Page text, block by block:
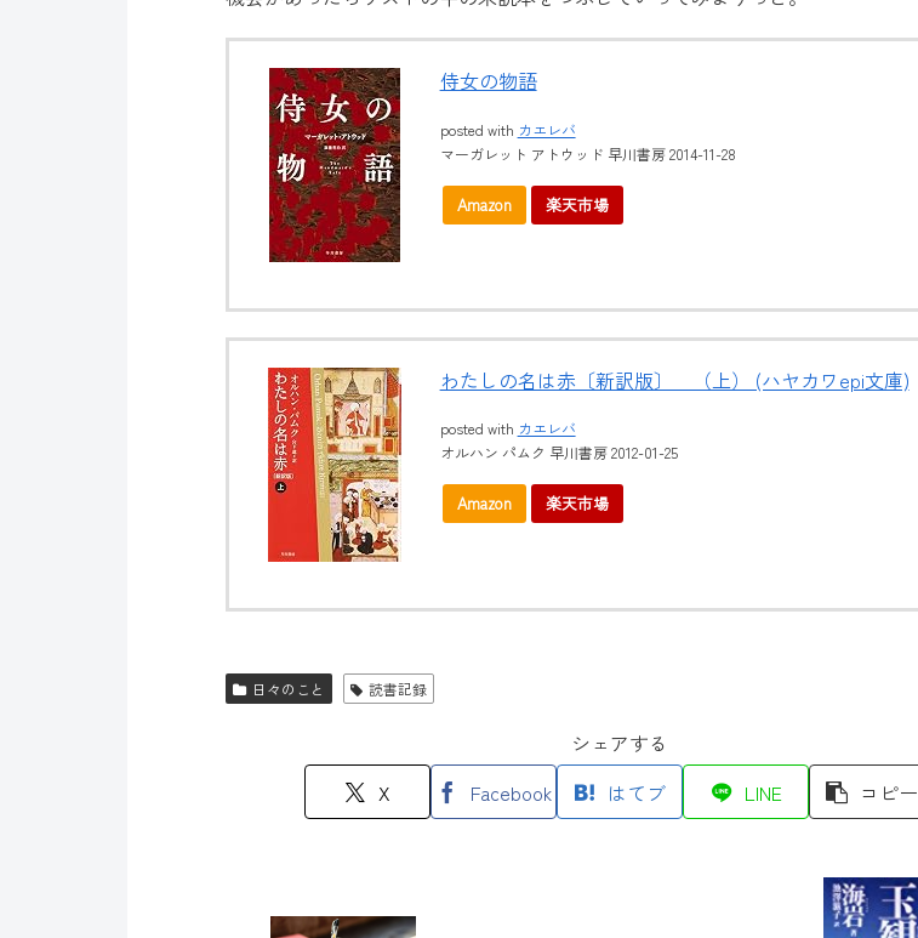
侍女の物語
posted with カエレバ
マーガレット アトウッド 早川書房 2014-11-28
Amazon 楽天市場
わたしの名は赤〔新訳版〕 （上） (ハヤカワepi文庫)
posted with カエレバ
オルハン パムク 早川書房 2012-01-25
Amazon 楽天市場
日々のこと 読書記録
シェアする
X
Facebook はてブ LINE コピー